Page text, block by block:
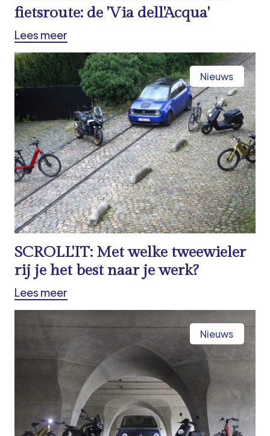
fietsroute: de 'Via dell'Acqua'
Lees meer
Nieuws
SCROLL'IT: Met welke tweewieler
rij je het best naar je werk?
Lees meer
Nieuws